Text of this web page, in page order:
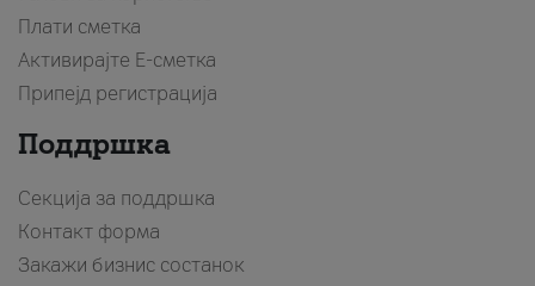
Плати сметка
Активирајте Е-сметка
Припејд регистрација
Поддршка
Секција за поддршка
Контакт форма
Закажи бизнис состанок